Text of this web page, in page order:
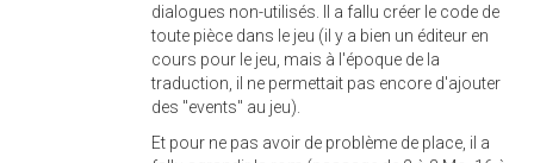
dialogues non-utilisés. Il a fallu créer le code de
toute pièce dans le jeu (il y a bien un éditeur en
cours pour le jeu, mais à l'époque de la
traduction, il ne permettait pas encore d'ajouter
des "events" au jeu).
Et pour ne pas avoir de problème de place, il a